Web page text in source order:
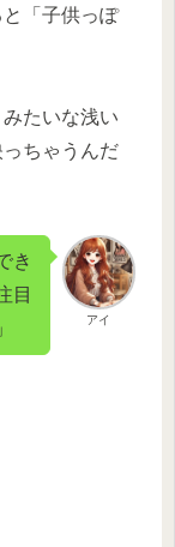
「子供っぽ
たいな浅い
ちゃうんだ
アイ
き
目